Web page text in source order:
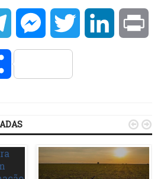
TelegramMessengerTwitter LinkedIn
Compartilhar
 